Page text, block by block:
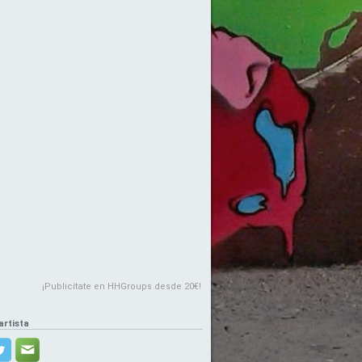
¡Publicítate en HHGroups desde 20€!